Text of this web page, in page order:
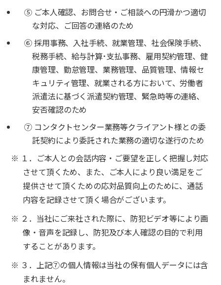
⑤ ご本人確認、お問合せ・ご相談への円滑かつ適切
な対応、ご回答の連絡のため
⑥ 採用事務、入社手続、就業管理、社会保険手続、
税務手続、給与計算･支払事務、雇用契約管理、健
康管理、勤怠管理、業務管理、品質管理、情報セ
キュリティ管理、就業される方において、労働者
派遣法に基づく派遣契約管理、緊急時等の連絡、
安否確認のため
⑦ コンタクトセンター業務等クライアント様との委
託契約により委託された業務の適切な遂行のため
※ １．ご本人との会話内容・ご要望を正しく把握し対応
させて頂くため、また、ご本人により良い満足をご
提供させて頂くための応対品質向上のために、通話
内容を記録させて頂く場合がございます。
※ ２．当社にご来社された際に、防犯ビデオ等により画
像・音声を記録し、防犯及び本人確認の目的で利用
することがあります。
※ ３．上記⑦の個人情報は当社の保有個人データには含
まれません。